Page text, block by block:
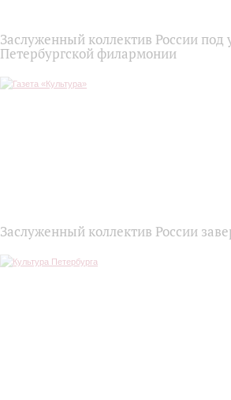
Заслуженный коллектив России
Петербургской филармонии
Заслуженный коллектив России